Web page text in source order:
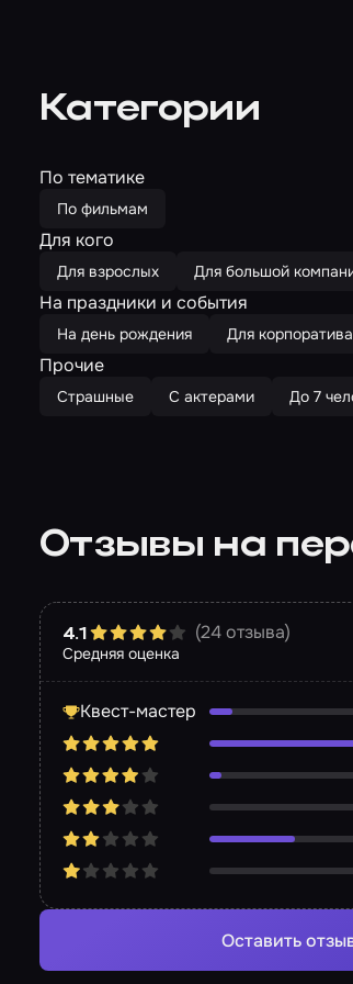
Категории
По тематике
По фильмам
Для кого
Для взрослых Для большой
На праздники и события
На день рождения Для корпоратива
Прочие
Страшные С актерами До 7
Отзывы на
Средняя оценка
4.1 (24 отзыва)
Квест-мастер
Оставить